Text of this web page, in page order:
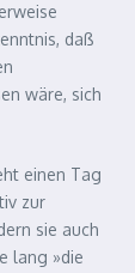
daß
wäre, sich
einen Tag
zur
sie auch
lang »die